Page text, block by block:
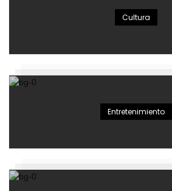
Cultura
Entretenimiento